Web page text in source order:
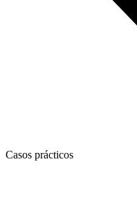
Casos prácticos